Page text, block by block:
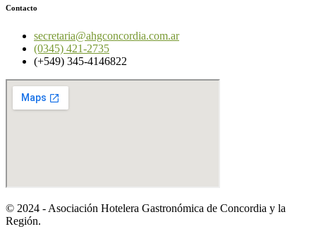
Contacto
secretaria@ahgconcordia.com.ar
(0345) 421-2735
(+549) 345-4146822
© 2024 - Asociación Hotelera Gastronómica de Concordia y la
Región.